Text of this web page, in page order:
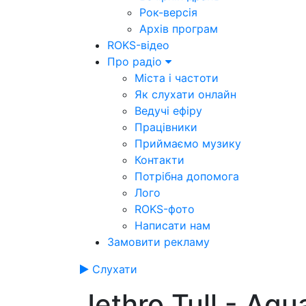
Рок-версія
Архів програм
ROKS-відео
Про радіо
Міста і частоти
Як слухати онлайн
Ведучі ефіру
Працівники
Приймаємо музику
Контакти
Потрібна допомога
Лого
ROKS-фото
Написати нам
Замовити рекламу
Слухати